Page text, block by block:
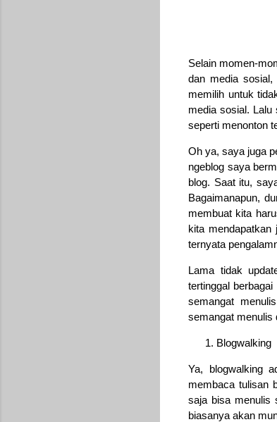
Selain momen-
dan media
memilih untuk
media sosial. Lalu
seperti menonton
Oh ya, saya juga
ngeblog saya
blog. Saat itu,
Bagaimanapun,
membuat kita
kita mendapatkan
ternyata
Lama tidak
tertinggal
semangat
semangat menulis
Blogwalking
Ya, blogwalking
membaca tulisan
saja bisa menulis
biasanya akan